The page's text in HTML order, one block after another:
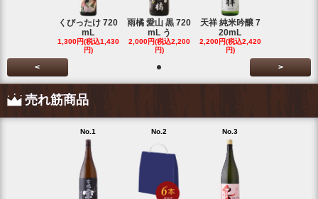
くびったけ 720
mL
1,300円(税込1,430
円)
雨橘 愛山 黒 720
mL う
2,000円(税込2,200
円)
天祥 純米吟醸 7
20mL
2,200円(税込2,420
円)
< >
売れ筋商品
No.1 No.2 No.3